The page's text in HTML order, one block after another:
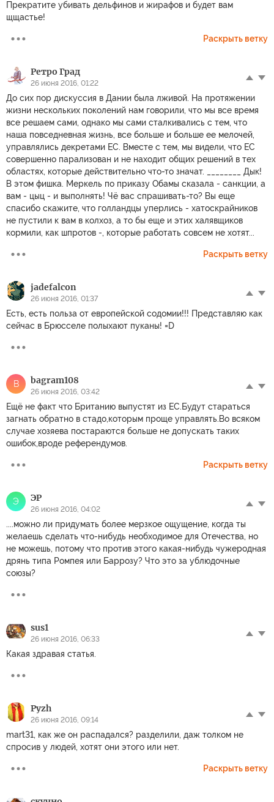
Прекратите убивать дельфинов и жирафов и будет вам
щщастье!
Раскрыть ветку
Ретро Град
26 июня 2016, 01:22
До сих пор дискуссия в Дании была лживой. На протяжении
жизни нескольких поколений нам говорили, что мы все время
все решаем сами, однако мы сами сталкивались с тем, что
наша повседневная жизнь, все больше и больше ее мелочей,
управлялись декретами ЕС. Вместе с тем, мы видели, что ЕС
совершенно парализован и не находит общих решений в тех
областях, которые действительно что-то значат. ________ Дык!
В этом фишка. Меркель по приказу Обамы сказала - санкции, а
вам - цыц - и выполнять! Чё вас спрашивать-то? Вы еще
спасибо скажите, что голландцы уперлись - хатоскрайников
не пустили к вам в колхоз, а то бы еще и этих халявщиков
кормили, как шпротов -, которые работать совсем не хотят...
Раскрыть ветку
jadefalcon
26 июня 2016, 01:37
Есть, есть польза от европейской содомии!!! Представляю как
сейчас в Брюсселе полыхают пуканы! =D
B bagram108
26 июня 2016, 03:42
Ещё не факт что Британию выпустят из ЕС.Будут стараться
загнать обратно в стадо,которым проще управлять.Во всяком
случае хозяева постараются больше не допускать таких
ошибок,вроде референдумов.
Раскрыть ветку
Э ЭР
26 июня 2016, 04:02
....можно ли придумать более мерзкое ощущение, когда ты
желаешь сделать что-нибудь необходимое для Отечества, но
не можешь, потому что против этого какая-нибудь чужеродная
дрянь типа Ромпея или Баррозу? Что это за ублюдочные
союзы?
sus1
26 июня 2016, 06:33
Какая здравая статья.
Pyzh
26 июня 2016, 09:14
mart31, как же он распадался? разделили, даж толком не
спросив у людей, хотят они этого или нет.
Раскрыть ветку